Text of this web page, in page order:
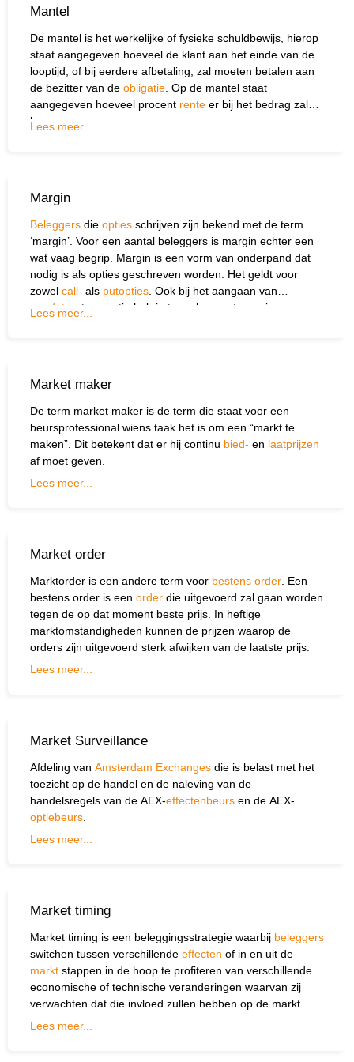
Mantel
De mantel is het werkelijke of fysieke schuldbewijs, hierop
staat aangegeven hoeveel de klant aan het einde van de
looptijd, of bij eerdere afbetaling, zal moeten betalen aan
de bezitter van de obligatie . Op de mantel staat
aangegeven hoeveel procent rente er bij het bedrag zal
komen.
Lees meer...
Margin
Beleggers die opties schrijven zijn bekend met de term
‘margin’. Voor een aantal beleggers is margin echter een
wat vaag begrip. Margin is een vorm van onderpand dat
nodig is als opties geschreven worden. Het geldt voor
zowel call- als putopties . Ook bij het aangaan van
een future transactie heb je te maken met margin.
Lees meer...
Market maker
De term market maker is de term die staat voor een
beursprofessional wiens taak het is om een “markt te
maken”. Dit betekent dat er hij continu bied- en laatprijzen
af moet geven.
Lees meer...
Market order
Marktorder is een andere term voor bestens order . Een
bestens order is een order die uitgevoerd zal gaan worden
tegen de op dat moment beste prijs. In heftige
marktomstandigheden kunnen de prijzen waarop de
orders zijn uitgevoerd sterk afwijken van de laatste prijs.
Lees meer...
Market Surveillance
Afdeling van Amsterdam Exchanges die is belast met het
toezicht op de handel en de naleving van de
handelsregels van de AEX-effectenbeurs en de AEX-
optiebeurs
Lees meer...
Market timing
Market timing is een beleggingsstrategie waarbij beleggers
switchen tussen verschillende effecten of in en uit de
markt stappen in de hoop te profiteren van verschillende
economische of technische veranderingen waarvan zij
verwachten dat die invloed zullen hebben op de markt.
Lees meer...